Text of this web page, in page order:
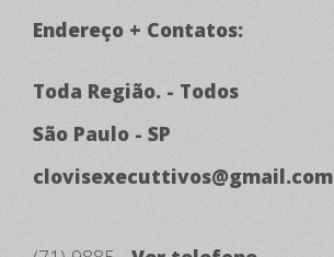
Endereço + Contatos:
Toda Região. - Todos
São Paulo - SP
clovisexecuttivos@gmail.com